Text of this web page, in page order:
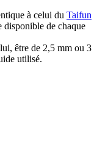
à celui du Taifun
disponible de chaque
être de 2,5 mm ou 3
utilisé.